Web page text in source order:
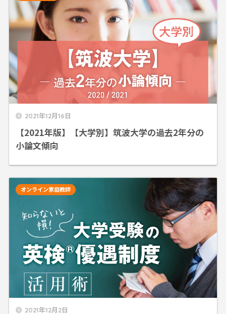
2021年12月16日
【2021年版】【大学別】筑波大学の過去2年分の
小論文傾向
2021年12月2日
オンライン家庭教師